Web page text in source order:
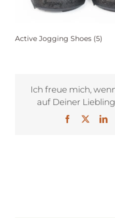
Active Jogging Shoes (5)
Ich freue mich,
auf Deiner
Facebook